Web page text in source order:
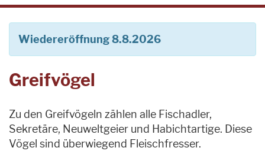
Wiedereröffnung 8.8.2026
Greifvögel
Zu den Greifvögeln zählen alle Fischadler,
Sekretäre, Neuweltgeier und Habichtartige. Diese
Vögel sind überwiegend Fleischfresser.